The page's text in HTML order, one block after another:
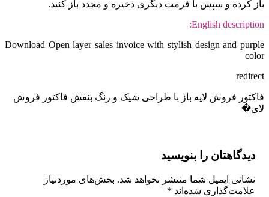
باز کرده و سپس با فرمت دیگری ذخیره و مجدد باز کنید.
English description:
Download Open layer sales invoice with stylish design and purple
color
redirect
فاکتور فروش لایه باز با طراحی شیک و رنگ بنفش فاکتور فروش
لای�
دیدگاهتان را بنویسید
نشانی ایمیل شما منتشر نخواهد شد. بخش‌های موردنیاز
علامت‌گذاری شده‌اند *